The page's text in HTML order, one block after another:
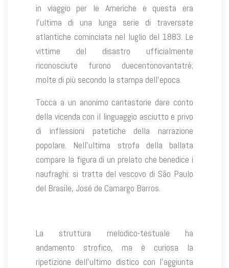
in viaggio per le Americhe e questa era
l’ultima di una lunga serie di traversate
atlantiche cominciata nel luglio del 1883. Le
vittime del disastro ufficialmente
riconosciute furono duecentonovantatré;
molte di più secondo la stampa dell’epoca.
Tocca a un anonimo cantastorie dare conto
della vicenda con il linguaggio asciutto e privo
di inflessioni patetiche della narrazione
popolare. Nell’ultima strofa della ballata
compare la figura di un prelato che benedice i
naufraghi: si tratta del vescovo di São Paulo
del Brasile, José de Camargo Barros.
La struttura melodico-testuale ha
andamento strofico, ma è curiosa la
ripetizione dell’ultimo distico con l’aggiunta